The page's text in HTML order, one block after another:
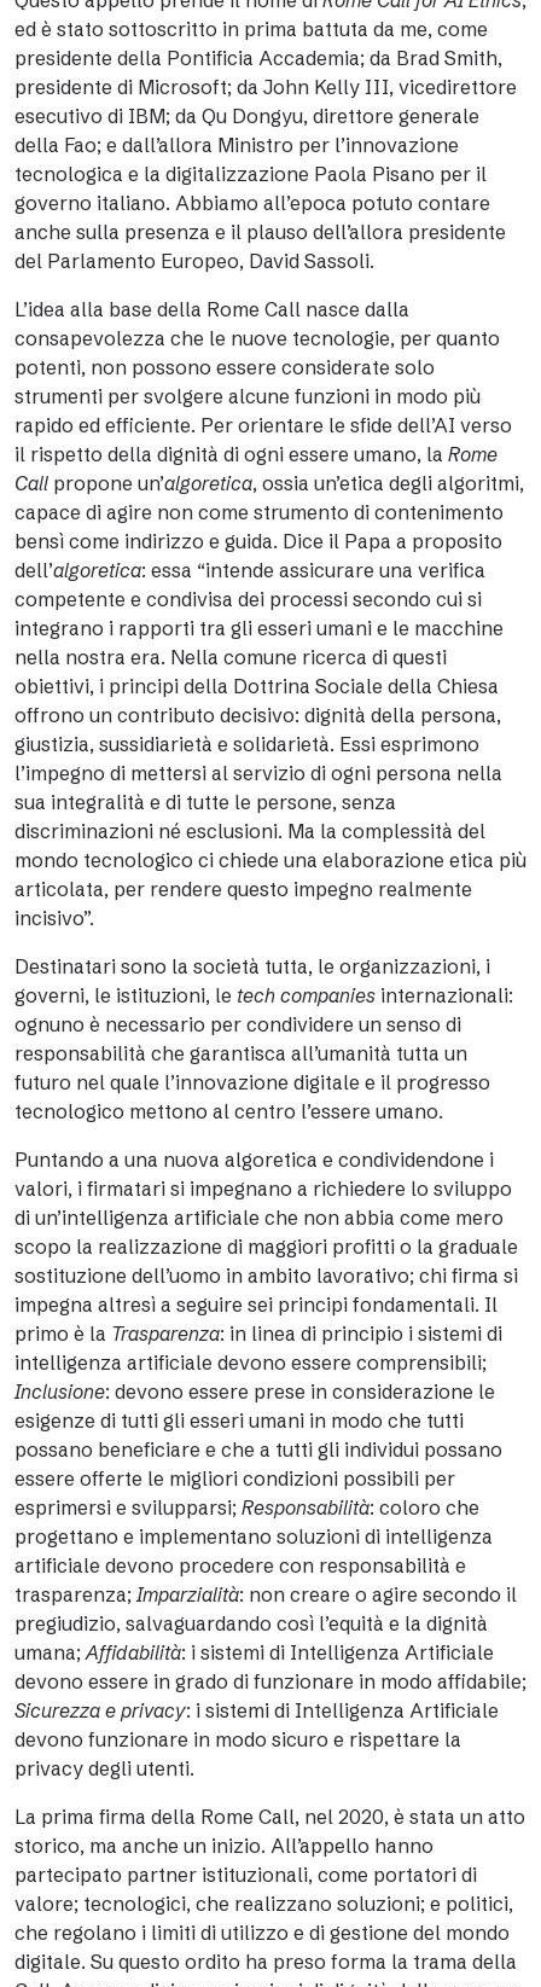
ed è stato sottoscritto in prima battuta da me, come
presidente della Pontificia Accademia; da Brad Smith,
presidente di Microsoft; da John Kelly III, vicedirettore
esecutivo di IBM; da Qu Dongyu, direttore generale
della Fao; e dall’allora Ministro per l’innovazione
tecnologica e la digitalizzazione Paola Pisano per il
governo italiano. Abbiamo all’epoca potuto contare
anche sulla presenza e il plauso dell’allora presidente
del Parlamento Europeo, David Sassoli.
L’idea alla base della Rome Call nasce dalla
consapevolezza che le nuove tecnologie, per quanto
potenti, non possono essere considerate solo
strumenti per svolgere alcune funzioni in modo più
rapido ed efficiente. Per orientare le sfide dell’AI verso
il rispetto della dignità di ogni essere umano, la Rome
Call propone un’algoretica, ossia un’etica degli algoritmi,
capace di agire non come strumento di contenimento
bensì come indirizzo e guida. Dice il Papa a proposito
dell’algoretica: essa “intende assicurare una verifica
competente e condivisa dei processi secondo cui si
integrano i rapporti tra gli esseri umani e le macchine
nella nostra era. Nella comune ricerca di questi
obiettivi, i principi della Dottrina Sociale della Chiesa
offrono un contributo decisivo: dignità della persona,
giustizia, sussidiarietà e solidarietà. Essi esprimono
l’impegno di mettersi al servizio di ogni persona nella
sua integralità e di tutte le persone, senza
discriminazioni né esclusioni. Ma la complessità del
mondo tecnologico ci chiede una elaborazione etica più
articolata, per rendere questo impegno realmente
incisivo”.
Destinatari sono la società tutta, le organizzazioni, i
governi, le istituzioni, le tech companies internazionali:
ognuno è necessario per condividere un senso di
responsabilità che garantisca all’umanità tutta un
futuro nel quale l’innovazione digitale e il progresso
tecnologico mettono al centro l’essere umano.
Puntando a una nuova algoretica e condividendone i
valori, i firmatari si impegnano a richiedere lo sviluppo
di un’intelligenza artificiale che non abbia come mero
scopo la realizzazione di maggiori profitti o la graduale
sostituzione dell’uomo in ambito lavorativo; chi firma si
impegna altresì a seguire sei principi fondamentali. Il
primo è la Trasparenza: in linea di principio i sistemi di
intelligenza artificiale devono essere comprensibili;
Inclusione: devono essere prese in considerazione le
esigenze di tutti gli esseri umani in modo che tutti
possano beneficiare e che a tutti gli individui possano
essere offerte le migliori condizioni possibili per
esprimersi e svilupparsi; Responsabilità: coloro che
progettano e implementano soluzioni di intelligenza
artificiale devono procedere con responsabilità e
trasparenza;Imparzialità: non creare o agire secondo il
pregiudizio, salvaguardando così l’equità e la dignità
umana;Affidabilità: i sistemi di Intelligenza Artificiale
devono essere in grado di funzionare in modo affidabile;
Sicurezza e privacy: i sistemi di Intelligenza Artificiale
devono funzionare in modo sicuro e rispettare la
privacy degli utenti.
La prima firma della Rome Call, nel 2020, è stata un atto
storico, ma anche un inizio. All’appello hanno
partecipato partner istituzionali, come portatori di
valore; tecnologici, che realizzano soluzioni; e politici,
che regolano i limiti di utilizzo e di gestione del mondo
digitale. Su questo ordito ha preso forma la trama della